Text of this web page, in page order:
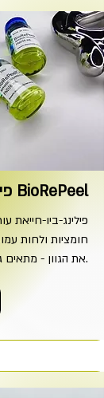
פילינג BioRePeel
פילינג-ביו-חייאת
חומציות ולחות
את הגוון - מתאים גם בקיץ.